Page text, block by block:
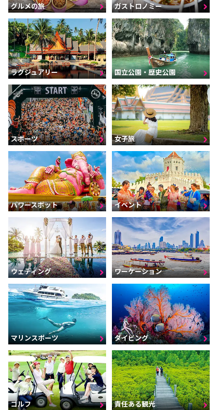
グルメの旅 ガストロノミー
ラグジュアリー 国立公園・歴史公園
スポーツ 女子旅
パワースポット イベント
ウェディング ワーケーション
マリンスポーツ ダイビング
ゴルフ 責任ある観光